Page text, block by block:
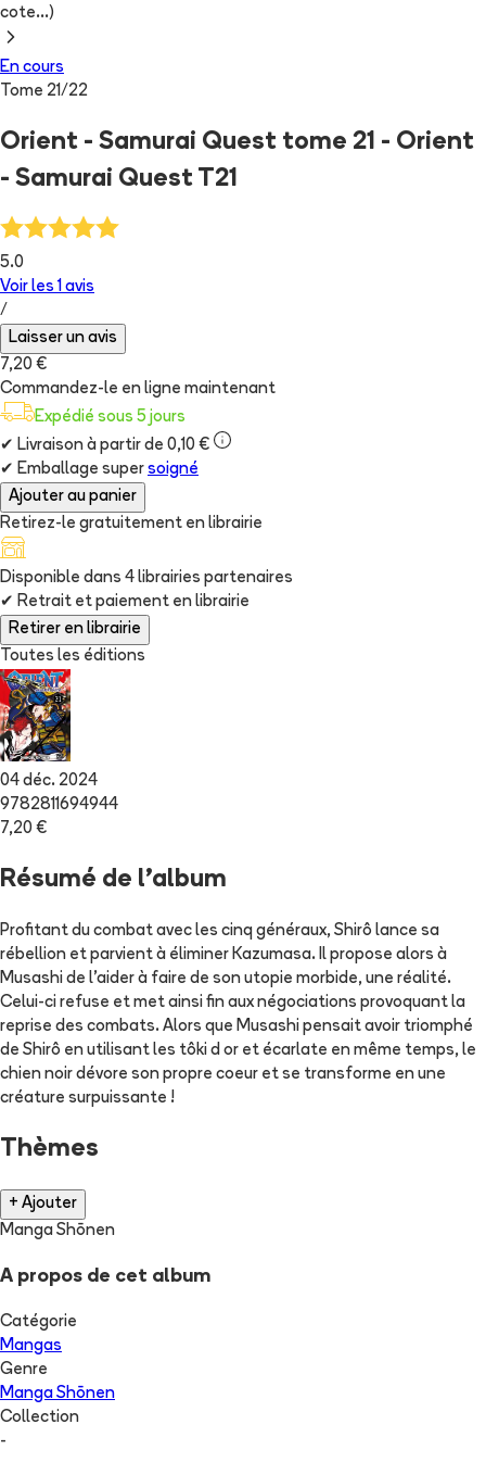
cote...)
En cours
Tome 21/22
Orient - Samurai Quest tome 21 - Orient
- Samurai Quest T21
5.0
Voir les 1 avis
/
Laisser un avis
7,20 €
Commandez-le en ligne maintenant
Expédié sous 5 jours
✔ Livraison à partir de 0,10 €
✔ Emballage super soigné
Ajouter au panier
Retirez-le gratuitement en librairie
Disponible dans 4 librairies partenaires
✔ Retrait et paiement en librairie
Retirer en librairie
Toutes les éditions
04 déc. 2024
9782811694944
7,20 €
Résumé de l'album
Profitant du combat avec les cinq généraux, Shirô lance sa
rébellion et parvient à éliminer Kazumasa. Il propose alors à
Musashi de l'aider à faire de son utopie morbide, une réalité.
Celui-ci refuse et met ainsi fin aux négociations provoquant la
reprise des combats. Alors que Musashi pensait avoir triomphé
de Shirô en utilisant les tôki d or et écarlate en même temps, le
chien noir dévore son propre coeur et se transforme en une
créature surpuissante !
Thèmes
+ Ajouter
Manga Shōnen
A propos de cet album
Catégorie
Mangas
Genre
Manga Shōnen
Collection
-